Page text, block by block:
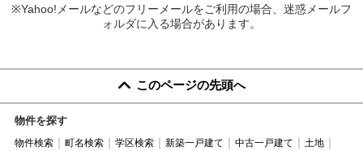
※Yahoo!メールなどのフリーメールをご利用の場合、迷惑メールフ
ォルダに入る場合があります。
このページの先頭へ
物件を探す
物件検索 町名検索 学区検索 新築一戸建て 中古一戸建て
土地